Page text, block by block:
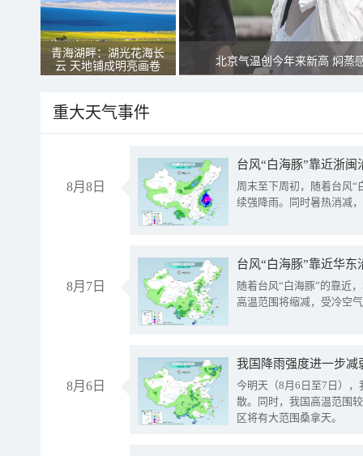
青海湖畔：湖光花海长
云 天地铺成明亮画卷
北京气温创今年来新高 焖蒸
重大天气事件
8月8日
台风“白海豚”靠近浙
周末至下周初，随着台风“
续强降雨。同时暑热消减
8月7日
台风“白海豚”靠近华
随着台风“白海豚”的靠近
高温范围将缩减，受冷空
8月6日
今明天（8月6日至7日）
散。同时，我国高温范围
区将有大范围桑拿天。